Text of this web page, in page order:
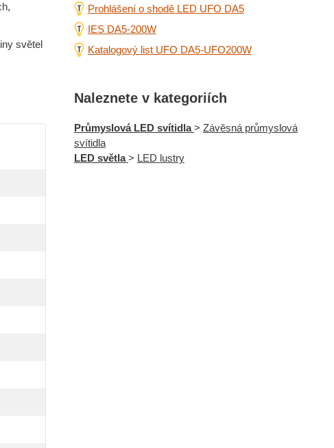
světel
Prohlášení o shodě LED UFO DA5
IES DA5-200W
Katalogový list UFO DA5-UFO200W
Naleznete v kategoriích
Průmyslová LED svítidla> Závěsná průmyslová
svítidla
LED světla> LED lustry